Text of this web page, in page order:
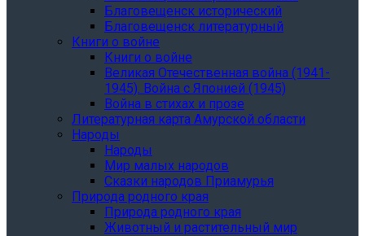
Благовещенск исторический
Благовещенск литературный
Книги о войне
Книги о войне
Великая Отечественная война (1941-
1945). Война с Японией (1945)
Война в стихах и прозе
Литературная карта Амурской области
Народы
Народы
Мир малых народов
Сказки народов Приамурья
Природа родного края
Природа родного края
Животный и растительный мир